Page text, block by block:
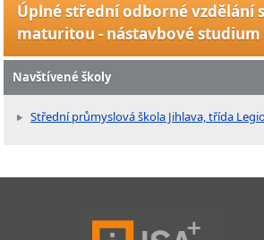
Úplné střední odborné vzdělání
maturitou - nástavbové studium
Navštívené školy
Střední průmyslová škola Jihlava, třída